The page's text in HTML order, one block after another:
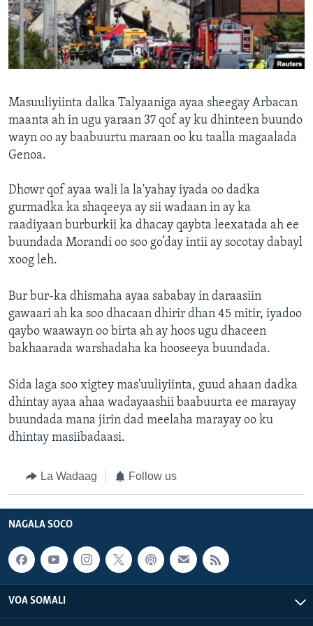
FAAQIDAADDA TODDOBAADKA
DHEXTAALKA TODDOBAADKA
Masuuliyiinta dalka Talyaaniga ayaa sheegay Arbacan
maanta ah in ugu yaraan 37 qof ay ku dhinteen buundo
wayn oo ay baabuurtu maraan oo ku taalla magaalada
Genoa.
Dhowr qof ayaa wali la la'yahay iyada oo dadka
gurmadka ka shaqeeya ay sii wadaan in ay ka
raadiyaan burburkii ka dhacay qaybta leexatada ah ee
buundada Morandi oo soo go’day intii ay socotay dabayl
xoog leh.
Bur bur-ka dhismaha ayaa sababay in daraasiin
gawaari ah ka soo dhacaan dhirir dhan 45 mitir, iyadoo
qaybo waawayn oo birta ah ay hoos ugu dhaceen
bakhaarada warshadaha ka hooseeya buundada.
Sida laga soo xigtey mas'uuliyiinta, guud ahaan dadka
dhintay ayaa ahaa wadayaashii baabuurta ee marayay
buundada mana jirin dad meelaha marayay oo ku
dhintay masiibadaasi.
La Wadaag Follow us
NAGALA SOCO
VOA SOMALI